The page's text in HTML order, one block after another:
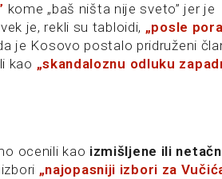
kome „baš ništa nije sveto” jer je
je, rekli su tabloidi, „posle
je Kosovo postalo pridruženi
kao „skandaloznu odluku
ocenili kao izmišljene ili
„najopasniji izbori za